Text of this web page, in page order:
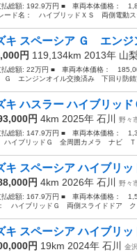
総額: 192.9万円 ■ 車両本体価格：
ード名： ハイブリッドＸＳ 両側電動
キ スペーシア Ｇ エン
円 119,134km 2013年 山梨
総額: 22万円 ■ 車両本体価格：
エンジンオイル交換済み 下回り防
キ ハスラー ハイブリ
円 4km 2025年 石川 野々
総額: 147.9万円 ■ 車両本体価格：
イブリッドＧ 全周囲カメラ ナビ Ｔ
キ スペーシア ハイブリ
円 4km 2026年 石川 野々
総額: 167.9万円 ■ 車両本体価格：
ハイブリッドＧ 両側スライドドア
キ スペーシア ハイブリ
円 19km 2024年 石川 金